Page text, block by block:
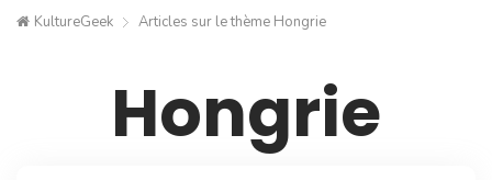
KultureGeek Articles sur le thème Hongrie
Hongrie